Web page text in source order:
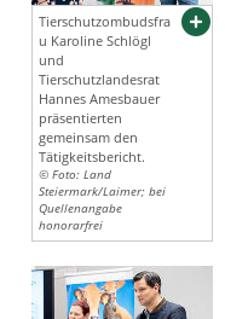
Tierschutzombudsfra
u Karoline Schlögl
und
Tierschutzlandesrat
Hannes Amesbauer
präsentierten
gemeinsam den
Tätigkeitsbericht.
© Foto: Land
Steiermark/Laimer; bei
Quellenangabe
honorarfrei